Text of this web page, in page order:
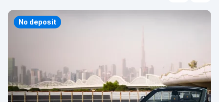
Priority
No deposit